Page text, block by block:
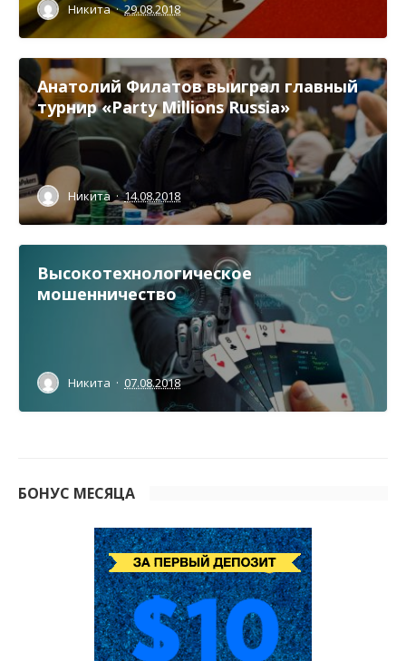
Никита · 29.08.2018
Анатолий Филатов выиграл главный
турнир «Party Millions Russia»
Никита · 14.08.2018
Высокотехнологическое
мошенничество
Никита · 07.08.2018
БОНУС МЕСЯЦА